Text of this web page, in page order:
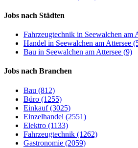
Jobs nach Städten
Fahrzeugtechnik in Seewalchen am
Handel in Seewalchen am Attersee
Bau in Seewalchen am Attersee (9)
Jobs nach Branchen
Bau (812)
Büro (1255)
Einkauf (3025)
Einzelhandel (2551)
Elektro (1133)
Fahrzeugtechnik (1262)
Gastronomie (2059)